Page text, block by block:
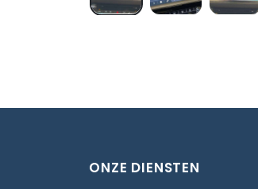
ONZE DIENSTEN